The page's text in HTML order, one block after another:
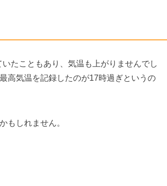
たこともあり、気温も上がりませんでし
高気温を記録したのが17時過ぎというの
もしれません。